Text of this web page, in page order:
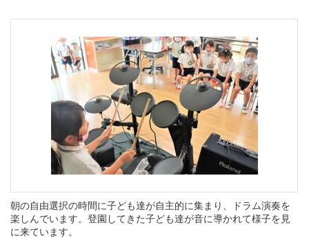
朝の自由選択の時間に子ども達が自主的に集まり、ドラム演奏を
楽しんでいます。登園してきた子ども達が音に導かれて様子を見
に来ています。